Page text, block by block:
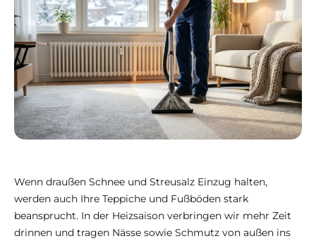
Wenn draußen Schnee und Streusalz Einzug halten,
werden auch Ihre Teppiche und Fußböden stark
beansprucht. In der Heizsaison verbringen wir mehr Zeit
drinnen und tragen Nässe sowie Schmutz von außen ins